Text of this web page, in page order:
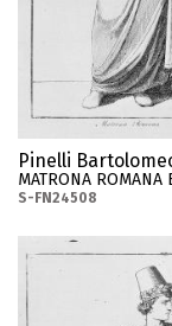
Pinelli
MATRONA ROMANA
S-FN24508